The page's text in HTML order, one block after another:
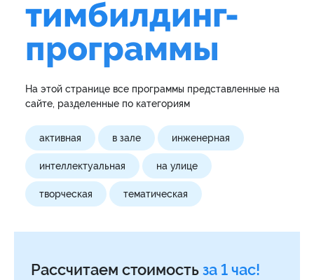
тимбилдинг-
программы
На этой странице все программы представленные на
сайте, разделенные по категориям
активная в зале инженерная
интеллектуальная на улице
творческая тематическая
Рассчитаем стоимостьза 1 час!